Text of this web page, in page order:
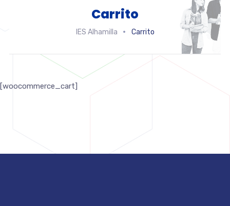
Carrito
IES Alhamilla Carrito
[woocommerce_cart]